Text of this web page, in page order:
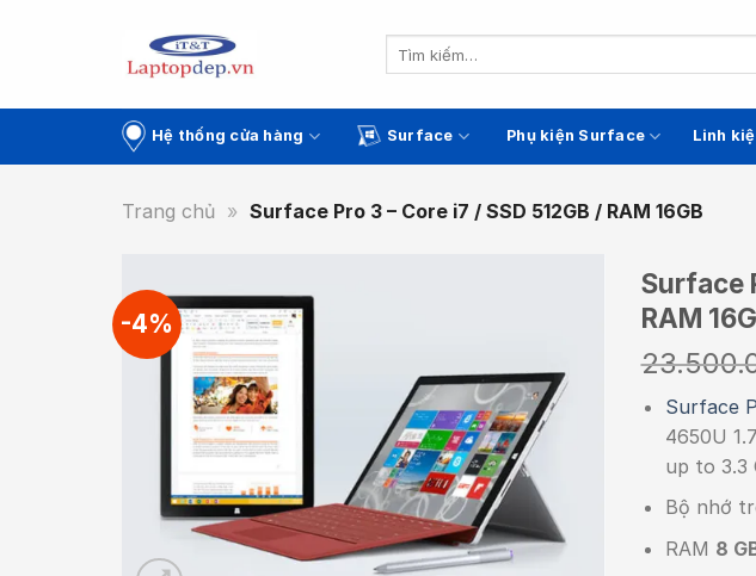
Hệ thống cửa hàng Surface Phụ kiện Surface Linh
Trang chủ » Surface Pro 3 – Core i7 / SSD 512GB / RAM 16GB
-4%
Surface
RAM
Surface
4650U
up to 3.3
Bộ nhớ
RAM 8